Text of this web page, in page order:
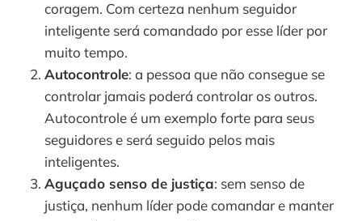
coragem. Com certeza nenhum seguidor
inteligente será comandado por esse líder por
muito tempo.
Autocontrole: a pessoa que não consegue se
controlar jamais poderá controlar os outros.
Autocontrole é um exemplo forte para seus
seguidores e será seguido pelos mais
inteligentes.
Aguçado senso de justiça: sem senso de
justiça, nenhum líder pode comandar e manter